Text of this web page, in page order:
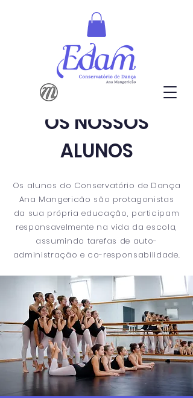
OS NOSSOS
ALUNOS
Os alunos do Conservatório de Dança
Ana Mangericão são protagonistas
da sua própria educação, participam
responsavelmente na vida da escola,
assumindo tarefas de auto-
administração e co-responsabilidade.